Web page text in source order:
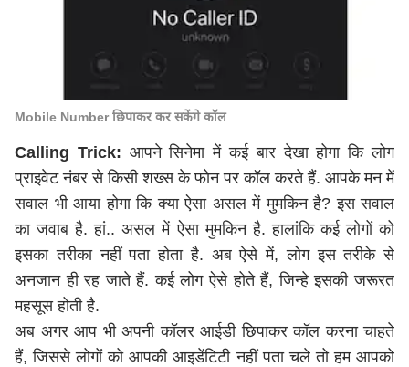
Mobile Number छिपाकर कर सकेंगे कॉल
Calling Trick: आपने सिनेमा में कई बार देखा होगा कि लोग
प्राइवेट नंबर से किसी शख्स के फोन पर कॉल करते हैं. आपके मन में
सवाल भी आया होगा कि क्या ऐसा असल में मुमकिन है? इस सवाल
का जवाब है. हां.. असल में ऐसा मुमकिन है. हालांकि कई लोगों को
इसका तरीका नहीं पता होता है. अब ऐसे में, लोग इस तरीके से
अनजान ही रह जाते हैं. कई लोग ऐसे होते हैं, जिन्हे इसकी जरूरत
महसूस होती है.
अब अगर आप भी अपनी कॉलर आईडी छिपाकर कॉल करना चाहते
हैं, जिससे लोगों को आपकी आइडेंटिटी नहीं पता चले तो हम आपको